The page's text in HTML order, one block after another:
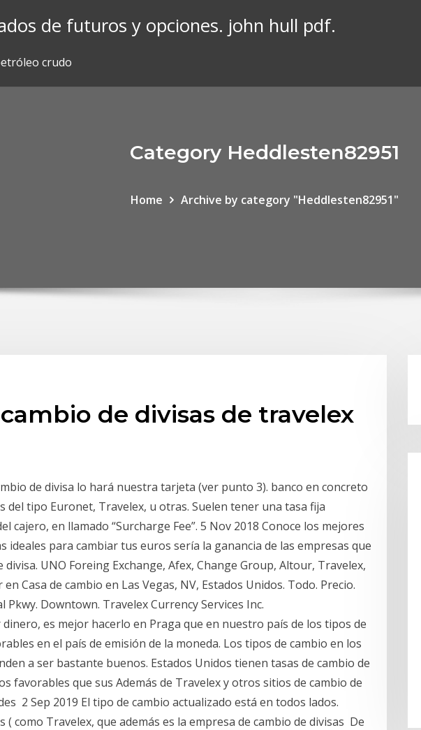
de futuros y opciones. john hull pdf.
crudo
Category Heddlesten82951
Home Archive by category "Heddlesten82951"
de divisas de travelex
de divisa lo hará nuestra tarjeta (ver punto 3). banco en concreto
del tipo Euronet, Travelex, u otras. Suelen tener una tasa fija
cajero, en llamado “Surcharge Fee”. 5 Nov 2018 Conoce los mejores
ideales para cambiar tus euros sería la ganancia de las empresas que
divisa. UNO Foreing Exchange, Afex, Change Group, Altour, Travelex,
Casa de cambio en Las Vegas, NV, Estados Unidos. Todo. Precio.
Downtown. Travelex Currency Services Inc.
dinero, es mejor hacerlo en Praga que en nuestro país de los tipos de
en el país de emisión de la moneda. Los tipos de cambio en los
a ser bastante buenos. Estados Unidos tienen tasas de cambio de
favorables que sus Además de Travelex y otros sitios de cambio de
2 Sep 2019 El tipo de cambio actualizado está en todos lados.
( como Travelex, que además es la empresa de cambio de divisas De